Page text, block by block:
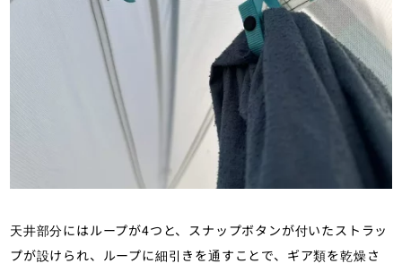
天井部分にはループが4つと、スナップボタンが付いたストラッ
プが設けられ、ループに細引きを通すことで、ギア類を乾燥さ